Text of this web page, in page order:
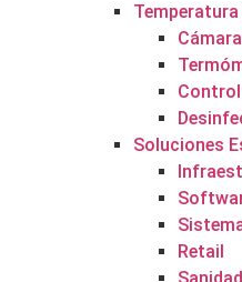
Control
Soluciones
Retail